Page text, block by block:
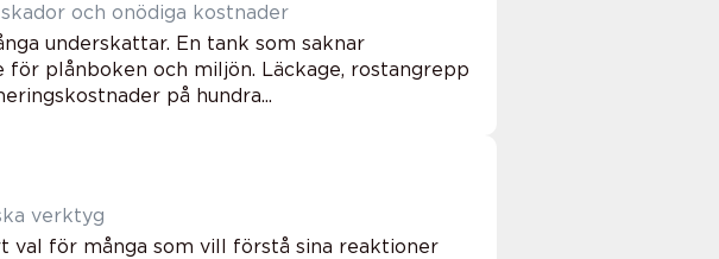
läckage, skador och onödiga kostnader
underskattar. En tank som saknar
plånboken och miljön. Läckage, rostangrepp
på hundra...
verktyg
för många som vill förstå sina reaktioner